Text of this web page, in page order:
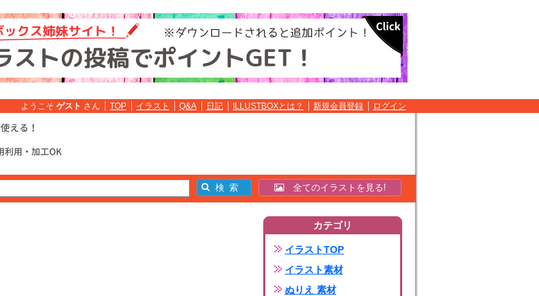
ようこそ ゲスト さん TOP イラスト Q&A 日記 ILLUSTBOXとは？ 新規会員登録 ログイン
全てのイラストを見る!
カテゴリ
イラストTOP
イラスト素材
ぬりえ 素材